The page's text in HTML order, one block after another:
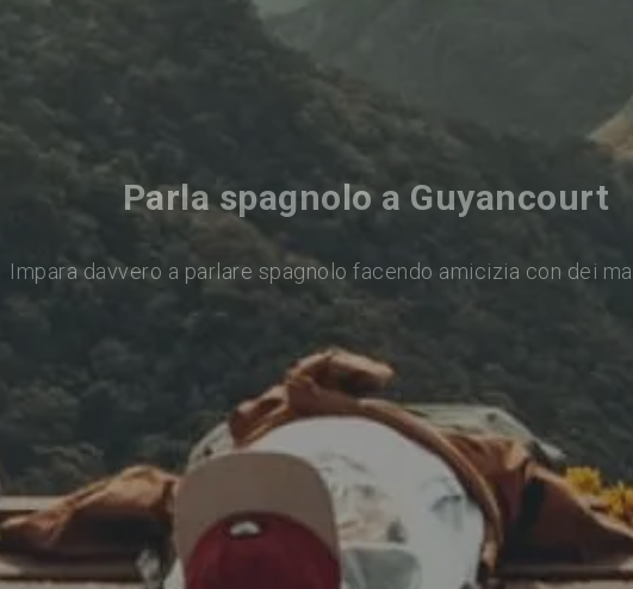
Parla spagnolo a Guyancourt
Impara davvero a parlare spagnolo facendo amicizia con dei